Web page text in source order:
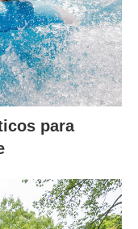
para